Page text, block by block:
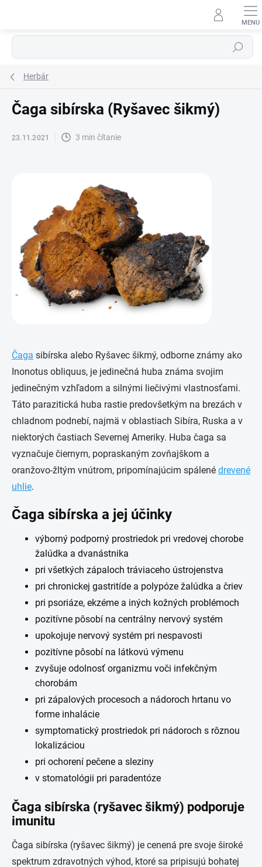
Hľadať
Herbár
Čaga sibírska (Ryšavec šikmý)
23.11.2021 3 min čítanie
Čaga sibírska alebo Ryšavec šikmý, odborne známy ako
Inonotus obliquus, je jedinečná huba známa svojim
jedinečným vzhľadom a silnými liečivými vlastnosťami.
Táto parazitická huba rastie predovšetkým na brezách v
chladnom podnebí, najmä v oblastiach Sibíra, Ruska a v
niektorých častiach Severnej Ameriky. Huba čaga sa
vyznačuje čiernym, popraskaným zovňajškom a
oranžovo-žltým vnútrom, pripomínajúcim spálené drevené
uhlie.
Čaga sibírska a jej účinky
výborný podporný prostriedok pri vredovej chorobe
žalúdka a dvanástnika
pri všetkých zápaloch tráviaceho ústrojenstva
pri chronickej gastritíde a polypóze žalúdka a čriev
pri psoriáze, ekzéme a iných kožných problémoch
pozitívne pôsobí na centrálny nervový systém
upokojuje nervový systém pri nespavosti
pozitívne pôsobí na látkovú výmenu
zvyšuje odolnosť organizmu voči infekčným
chorobám
pri zápalových procesoch a nádoroch hrtanu vo
forme inhalácie
symptomatický prostriedok pri nádoroch s rôznou
lokalizáciou
pri ochorení pečene a sleziny
v stomatológii pri paradentóze
Čaga sibírska (ryšavec šikmý) podporuje
imunitu
Čaga sibírska (ryšavec šikmý) je cenená pre svoje široké
spektrum zdravotných výhod, ktoré sa pripisujú bohatej